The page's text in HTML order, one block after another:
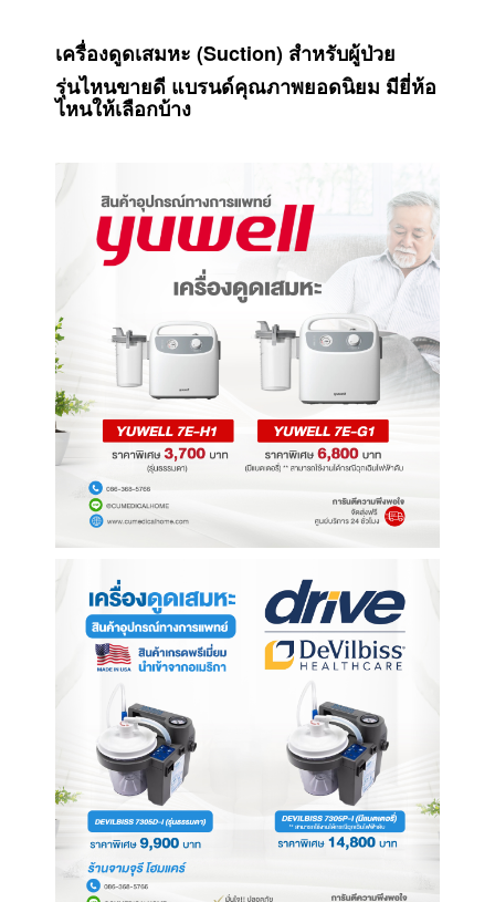
เครื่องดูดเสมหะ (Suction) สำหรับผู้ป่วย
รุ่นไหนขายดี แบรนด์คุณภาพยอดนิยม มียี่ห้อ
ไหนให้เลือกบ้าง